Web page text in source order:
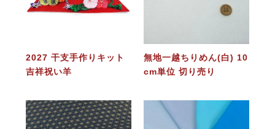
2027 干支手作りキット
吉祥祝い羊
無地一越ちりめん(白) 10
cm単位 切り売り